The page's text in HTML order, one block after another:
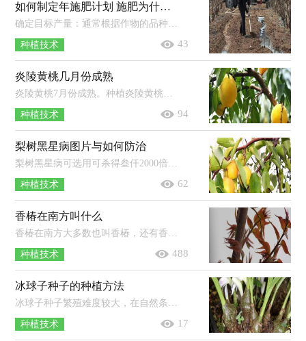
如何制定年施肥计划 施肥为什么能增产
确定目标产量：通常根据作物的品种特性和产量潜力来确定。计算养分吸收量：根据目标产量以及作物对养分的吸收量来确定。调整养分施用...
种植技术 43
炎陵黄桃几月份成熟
炎陵黄桃7月份成熟。种植炎陵黄桃，需在4月下旬疏除黄果、小果及果面茸毛无光泽的果等，5月中旬疏除病虫果、畸形果、密集果等，一般长...
种植技术 94
梨树黑星病图片与如何防治
梨树黑星病可选用可杀得叁仟2000倍、10%苯醚甲环唑3000倍、40%杜邦福星10000倍、80%汉邦多菌灵2000倍等农药进行防治，连喷3-4次，间...
种植技术 62
香椿在南方叫什么
香椿在南方大多数也叫香椿，还有香椿芽、香桩头等。香椿为落叶乔木，原产于中国，分布于长江南北的广泛地区，果实是椭圆形蒴果，树体高大，是...
种植技术 488
冰球子种子的种植方法
冰球子种子繁殖难度较大，在自然条件下播种出芽率极低，所以一般不使用。冰球子可以用块茎进行种植，选择疏松透气、排水好的土壤，在春、...
种植技术 17